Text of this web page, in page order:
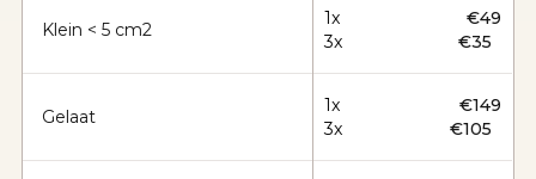
Klein < 5 cm2
1x
€49
3x
€35
Gelaat
1x
€149
3x
€105